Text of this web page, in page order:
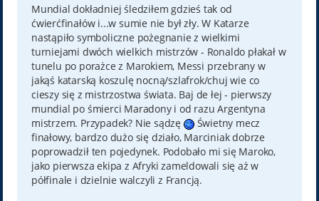
t
Mundial dokładniej śledziłem gdzieś tak od
ćwierćfinałów i...w sumie nie był zły. W Katarze
nastąpiło symboliczne pożegnanie z wielkimi
turniejami dwóch wielkich mistrzów - Ronaldo płakał w
tunelu po porażce z Marokiem, Messi przebrany w
jakąś katarską koszulę nocną/szlafrok/chuj wie co
cieszy się z mistrzostwa świata. Baj de łej - pierwszy
mundial po śmierci Maradony i od razu Argentyna
mistrzem. Przypadek? Nie sądzę
Świetny mecz
finałowy, bardzo dużo się działo, Marciniak dobrze
poprowadził ten pojedynek. Podobało mi się Maroko,
jako pierwsza ekipa z Afryki zameldowali się aż w
półfinale i dzielnie walczyli z Francją.